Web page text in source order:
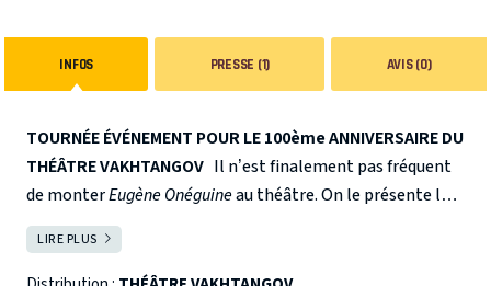
INFOS PRESSE (1) AVIS (0)
TOURNÉE ÉVÉNEMENT POUR LE 100ème ANNIVERSAIRE DU
THÉÂTRE VAKHTANGOV Il n’est finalement pas fréquent
de monterEugène Onéguineau théâtre. On le présente la
plupart du temps dans ses versions opératique ou
chorégraphique. Et même si tout le monde connaît
Pouchkine en Russie, peu sont capables de comprendre la
LIRE PLUS